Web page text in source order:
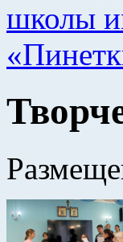
школы